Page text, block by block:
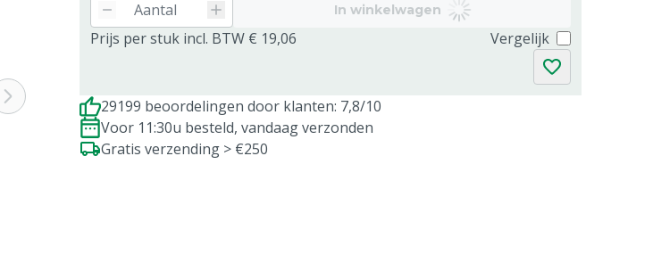
In winkelwagen
Prijs per stuk incl. BTW € 19,06 Vergelijk
29199 beoordelingen door klanten: 7,8/10
Voor 11:30u besteld, vandaag verzonden
Gratis verzending > €250